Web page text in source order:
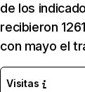
de los
recibieron
con mayo el
Visitas